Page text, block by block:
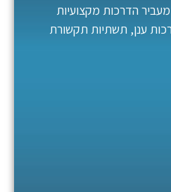
מעביר הדרכות מקצועיות
ענן, תשתיות תקשורת